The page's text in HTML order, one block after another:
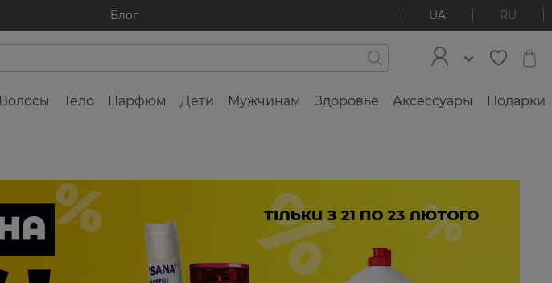
Блог UA RU
Волосы Тело Парфюм Дети Мужчинам Здоровье Аксессуары Подарки